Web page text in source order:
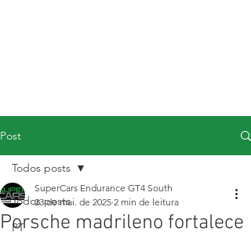
Post
Todos posts
PT
Todos posts
Porsche madrileno fortalece
SuperCars Endurance GT4 South
23 de mai. de 2025 2 min de leitura